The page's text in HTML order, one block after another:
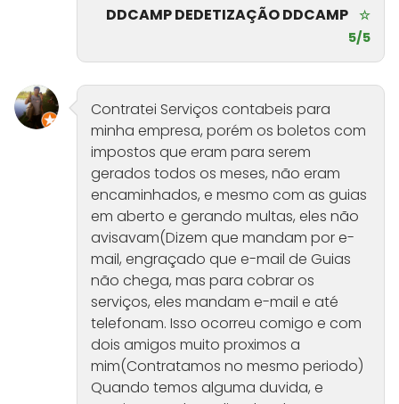
DDCAMP DEDETIZAÇÃO DDCAMP ☆
5/5
Contratei Serviços contabeis para
minha empresa, porém os boletos com
impostos que eram para serem
gerados todos os meses, não eram
encaminhados, e mesmo com as guias
em aberto e gerando multas, eles não
avisavam(Dizem que mandam por e-
mail, engraçado que e-mail de Guias
não chega, mas para cobrar os
serviços, eles mandam e-mail e até
telefonam. Isso ocorreu comigo e com
dois amigos muito proximos a
mim(Contratamos no mesmo periodo)
Quando temos alguma duvida, e